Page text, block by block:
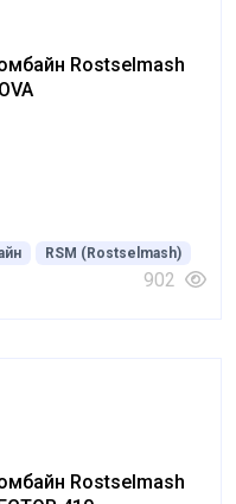
Rostselmash
RSM (Rostselmash)
902
Rostselmash